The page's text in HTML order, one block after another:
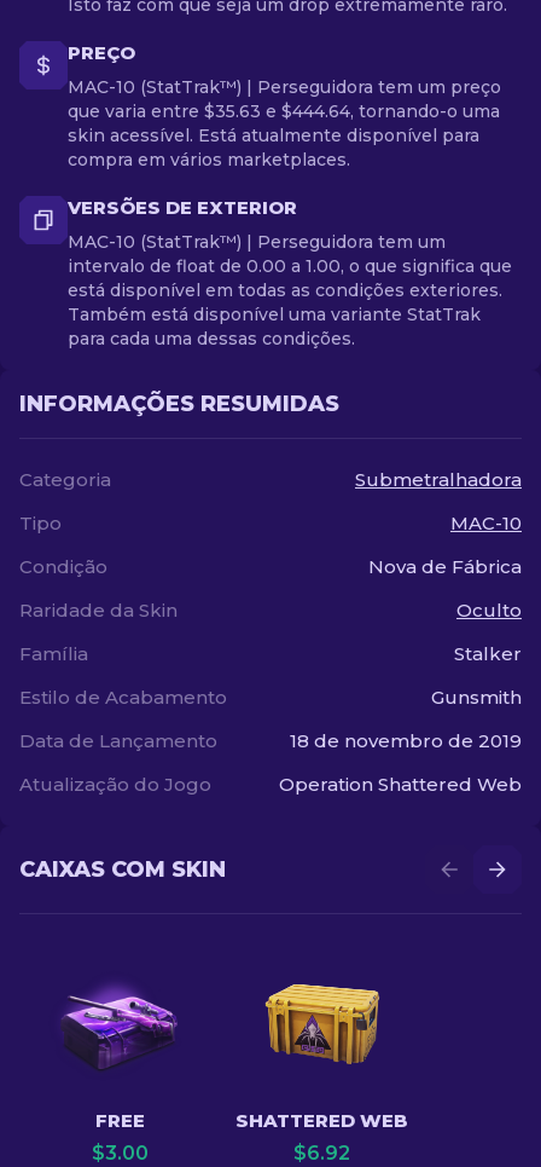
Isto faz com que seja um drop extremamente raro.
PREÇO
MAC-10 (StatTrak™) | Perseguidora tem um preço
que varia entre $35.63 e $444.64, tornando-o uma
skin acessível. Está atualmente disponível para
compra em vários marketplaces.
VERSÕES DE EXTERIOR
MAC-10 (StatTrak™) | Perseguidora tem um
intervalo de float de 0.00 a 1.00, o que significa que
está disponível em todas as condições exteriores.
Também está disponível uma variante StatTrak
para cada uma dessas condições.
INFORMAÇÕES RESUMIDAS
Categoria
Submetralhadora
Tipo
MAC-10
Condição
Nova de Fábrica
Raridade da Skin
Oculto
Família
Stalker
Estilo de Acabamento
Gunsmith
Data de Lançamento
18 de novembro de 2019
Atualização do Jogo
Operation Shattered Web
CAIXAS COM SKIN
FREE
$3.00
SHATTERED WEB
$6.92